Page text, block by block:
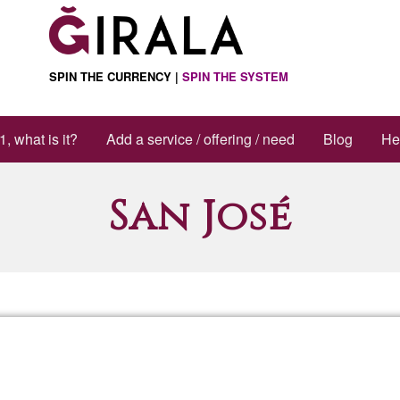
SPIN THE CURRENCY | SPIN THE SYSTEM
what is it? Add a service / offering / need Blog
San José